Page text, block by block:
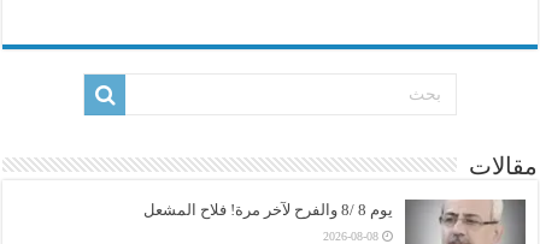
مقالات
يوم 8 /8 والفرح لآخر مرة! فلاح المشعل
2026-08-08